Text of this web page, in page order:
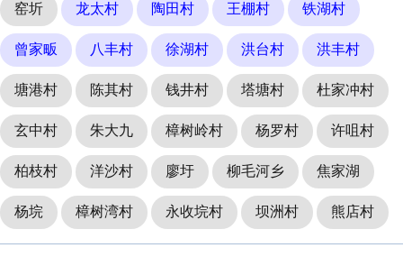
窑圻 龙太村 陶田村 王棚村 铁湖村
曾家畈 八丰村 徐湖村 洪台村 洪丰村
塘港村 陈其村 钱井村 塔塘村 杜家冲村
玄中村 朱大九 樟树岭村 杨罗村 许咀村
柏枝村 洋沙村 廖圩 柳毛河乡 焦家湖
杨垸 樟树湾村 永收垸村 坝洲村 熊店村